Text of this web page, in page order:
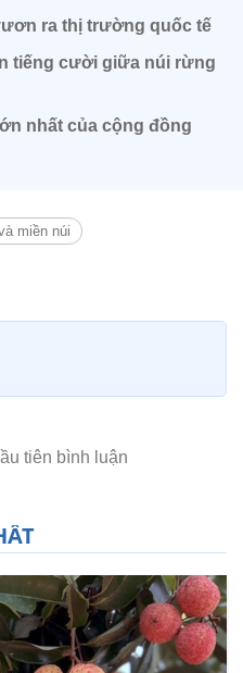
ra thị trường quốc tế
tiếng cười giữa núi rừng
nhất của cộng đồng
miền núi